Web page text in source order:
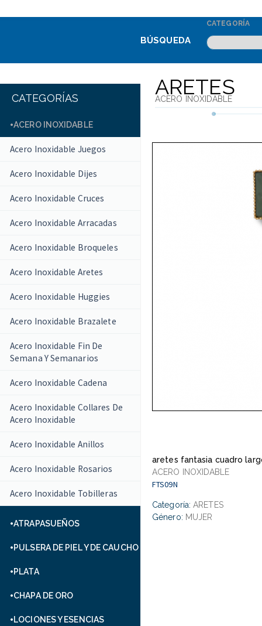
CATEGORÍA
BÚSQUEDA
CATEGORÍAS
ACERO INOXIDABLE
Acero Inoxidable Juegos
Acero Inoxidable Dijes
Acero Inoxidable Cruces
Acero Inoxidable Arracadas
Acero Inoxidable Broqueles
Acero Inoxidable Aretes
Acero Inoxidable Huggies
Acero Inoxidable Brazalete
Acero Inoxidable Fin De
Semana Y Semanarios
Acero Inoxidable Cadena
Acero Inoxidable Collares De
Acero Inoxidable
Acero Inoxidable Anillos
Acero Inoxidable Rosarios
Acero Inoxidable Tobilleras
ATRAPASUEÑOS
PULSERA DE PIEL Y DE CAUCHO
PLATA
CHAPA DE ORO
LOCIONES Y ESENCIAS
ARETES
ACERO INOXIDABLE
aretes fantasia cuadro
ACERO INOXIDABLE
FTS09N
Categoría: ARETES
Género: MUJER